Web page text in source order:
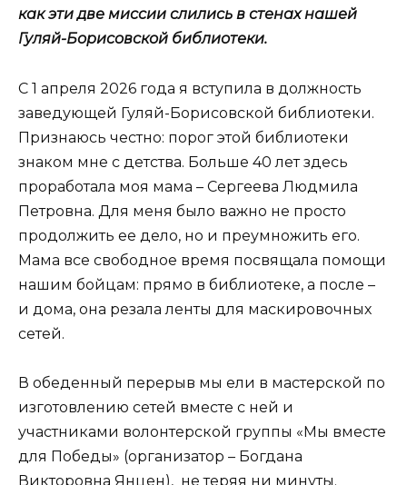
как эти две миссии слились в стенах нашей
Гуляй-Борисовской библиотеки.
С 1 апреля 2026 года я вступила в должность
заведующей Гуляй-Борисовской библиотеки.
Признаюсь честно: порог этой библиотеки
знаком мне с детства. Больше 40 лет здесь
проработала моя мама – Сергеева Людмила
Петровна. Для меня было важно не просто
продолжить ее дело, но и преумножить его.
Мама все свободное время посвящала помощи
нашим бойцам: прямо в библиотеке, а после –
и дома, она резала ленты для маскировочных
сетей.
В обеденный перерыв мы ели в мастерской по
изготовлению сетей вместе с ней и
участниками волонтерской группы «Мы вместе
для Победы» (организатор – Богдана
Викторовна Янцен), не теряя ни минуты.